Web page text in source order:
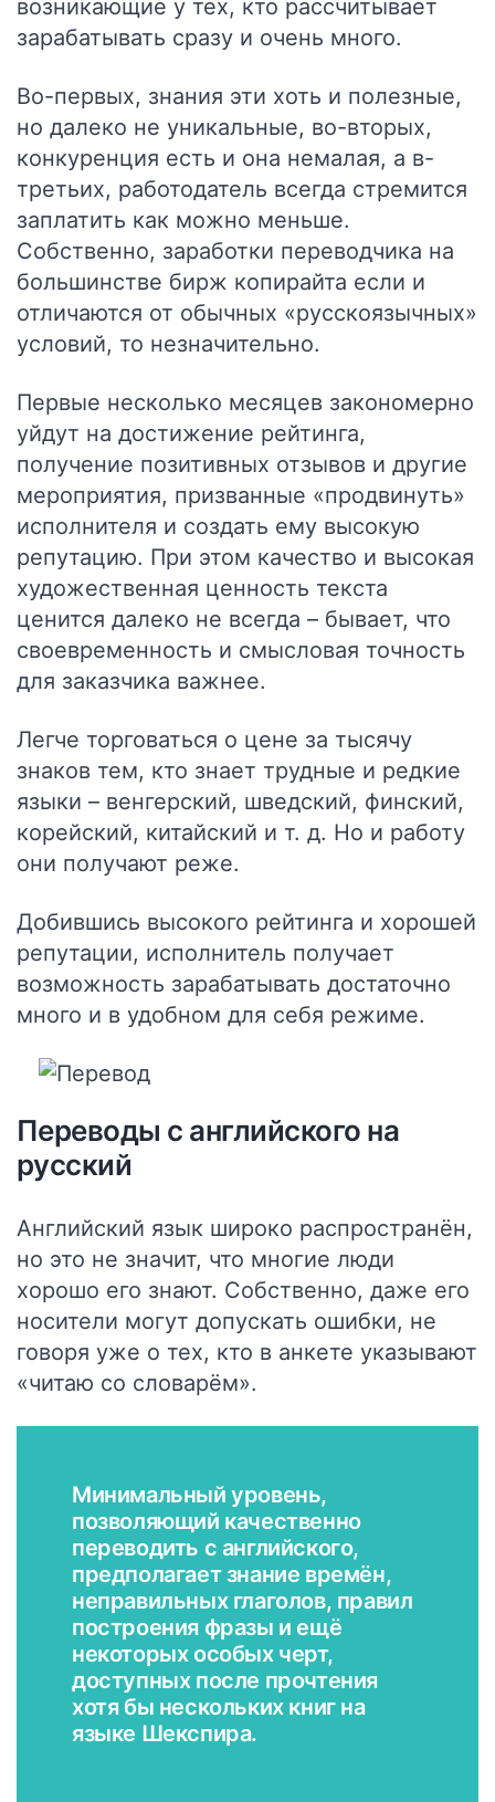
возникающие у тех, кто рассчитывает
зарабатывать сразу и очень много.
Во-первых, знания эти хоть и полезные,
но далеко не уникальные, во-вторых,
конкуренция есть и она немалая, а в-
третьих, работодатель всегда стремится
заплатить как можно меньше.
Собственно, заработки переводчика на
большинстве бирж копирайта если и
отличаются от обычных «русскоязычных»
условий, то незначительно.
Первые несколько месяцев закономерно
уйдут на достижение рейтинга,
получение позитивных отзывов и другие
мероприятия, призванные «продвинуть»
исполнителя и создать ему высокую
репутацию. При этом качество и высокая
художественная ценность текста
ценится далеко не всегда – бывает, что
своевременность и смысловая точность
для заказчика важнее.
Легче торговаться о цене за тысячу
знаков тем, кто знает трудные и редкие
языки – венгерский, шведский, финский,
корейский, китайский и т. д. Но и работу
они получают реже.
Добившись высокого рейтинга и хорошей
репутации, исполнитель получает
возможность зарабатывать достаточно
много и в удобном для себя режиме.
Переводы с английского на
русский
Английский язык широко распространён,
но это не значит, что многие люди
хорошо его знают. Собственно, даже его
носители могут допускать ошибки, не
говоря уже о тех, кто в анкете указывают
«читаю со словарём».
Минимальный уровень,
позволяющий качественно
переводить с английского,
предполагает знание времён,
неправильных глаголов, правил
построения фразы и ещё
некоторых особых черт,
доступных после прочтения
хотя бы нескольких книг на
языке Шекспира.